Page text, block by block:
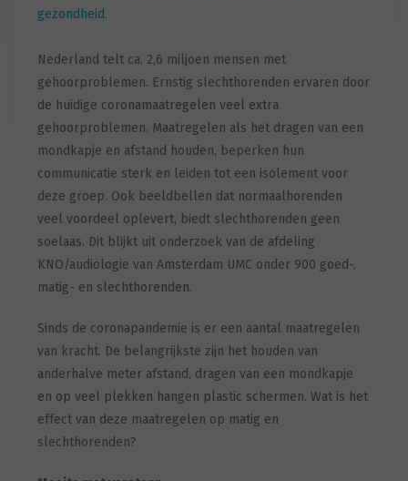
gezondheid.
Nederland telt ca. 2,6 miljoen mensen met
gehoorproblemen. Ernstig slechthorenden ervaren door
de huidige coronamaatregelen veel extra
gehoorproblemen. Maatregelen als het dragen van een
mondkapje en afstand houden, beperken hun
communicatie sterk en leiden tot een isolement voor
deze groep. Ook beeldbellen dat normaalhorenden
veel voordeel oplevert, biedt slechthorenden geen
soelaas. Dit blijkt uit onderzoek van de afdeling
KNO/audiologie van Amsterdam UMC onder 900 goed-,
matig- en slechthorenden.
Sinds de coronapandemie is er een aantal maatregelen
van kracht. De belangrijkste zijn het houden van
anderhalve meter afstand, dragen van een mondkapje
en op veel plekken hangen plastic schermen. Wat is het
effect van deze maatregelen op matig en
slechthorenden?